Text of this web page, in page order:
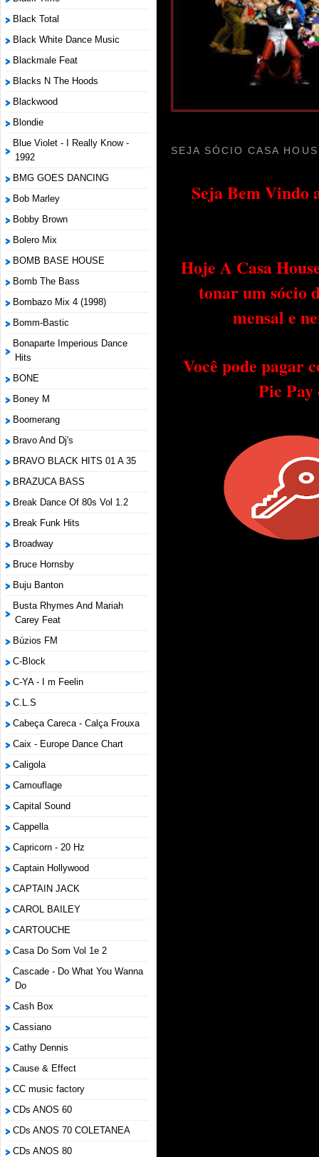
Black Total
Black White Dance Music
Blackmale Feat
Blacks N The Hoods
Blackwood
Blondie
Blue Violet - I Really Know -
1992
BMG GOES DANCING
Bob Marley
Bobby Brown
Bolero Mix
BOMB BASE HOUSE
Bomb The Bass
Bombazo Mix 4 (1998)
Bomm-Bastic
Bonaparte Imperious Dance
Hits
BONE
Boney M
Boomerang
Bravo And Dj's
BRAVO BLACK HITS 01 A 35
BRAZUCA BASS
Break Dance Of 80s Vol 1.2
Break Funk Hits
Broadway
Bruce Hornsby
Buju Banton
Busta Rhymes And Mariah
Carey Feat
Búzios FM
C-Block
C-YA - I m Feelin
C.L.S
Cabeça Careca - Calça Frouxa
Caix - Europe Dance Chart
Caligola
Camouflage
Capital Sound
Cappella
Capricorn - 20 Hz
Captain Hollywood
CAPTAIN JACK
CAROL BAILEY
CARTOUCHE
Casa Do Som Vol 1e 2
Cascade - Do What You Wanna
Do
Cash Box
Cassiano
Cathy Dennis
Cause & Effect
CC music factory
CDs ANOS 60
CDs ANOS 70 COLETANEA
CDs ANOS 80
SEJA SÓCIO CASA
Seja Bem Vindo
Hoje A Casa
tonar um sócio
mensal e
Você pode pagar
Pic